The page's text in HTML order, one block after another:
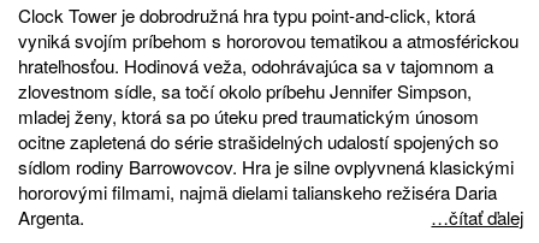
Clock Tower je dobrodružná hra typu point-and-click, ktorá
vyniká svojím príbehom s hororovou tematikou a atmosférickou
hrateľnosťou. Hodinová veža, odohrávajúca sa v tajomnom a
zlovestnom sídle, sa točí okolo príbehu Jennifer Simpson,
mladej ženy, ktorá sa po úteku pred traumatickým únosom
ocitne zapletená do série strašidelných udalostí spojených so
sídlom rodiny Barrowovcov. Hra je silne ovplyvnená klasickými
hororovými filmami, najmä dielami talianskeho režiséra Daria
Argenta.
…čítať ďalej